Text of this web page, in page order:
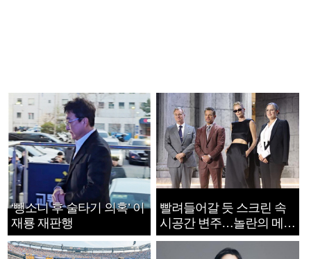
‘뺑소니 후 술타기 의혹’ 이
재룡 재판행
빨려들어갈 듯 스크린 속
시공간 변주…놀란의 메시
지는 ‘전쟁 속죄’